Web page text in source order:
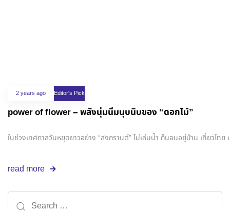
2 years ago Editor's Pick
power of flower – พลังนุ่มนิ่มนุบนิบของ “ดอกไม้”
ในช่วงเทศกาลวันหยุดยาวอย่าง “สงกรานต์” ไม่เล่นน้ำ ก็นอนอยู่บ้าน เที่ยวไ
read more